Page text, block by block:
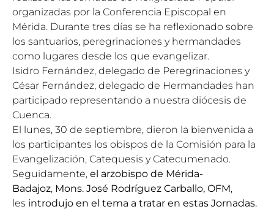
organizadas por la Conferencia Episcopal en
Mérida. Durante tres días se ha reflexionado sobre
los santuarios, peregrinaciones y hermandades
como lugares desde los que evangelizar.
Isidro Fernández, delegado de Peregrinaciones y
César Fernández, delegado de Hermandades han
participado representando a nuestra diócesis de
Cuenca.
El lunes, 30 de septiembre, dieron la bienvenida a
los participantes los obispos de la Comisión para la
Evangelización, Catequesis y Catecumenado.
Seguidamente, el arzobispo de Mérida-
Badajoz, Mons. José Rodríguez Carballo, OFM,
les introdujo en el tema a tratar en estas Jornadas.